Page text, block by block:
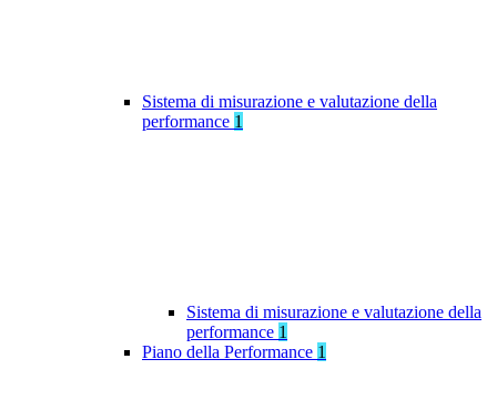
Sistema di misurazione e valutazione della
performance 1
Sistema di misurazione e valutazione della
performance 1
Piano della Performance 1